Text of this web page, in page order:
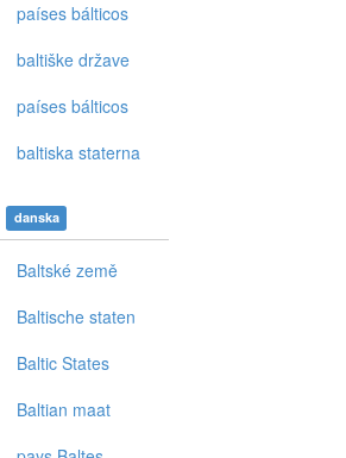
países bálticos
baltiške države
países bálticos
baltiska staterna
danska
Baltské země
Baltische staten
Baltic States
Baltian maat